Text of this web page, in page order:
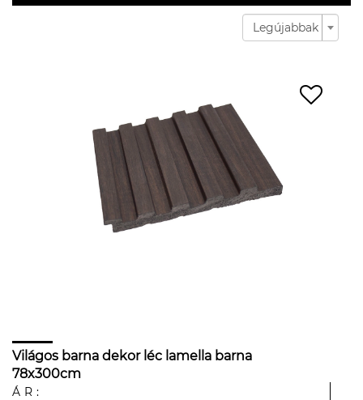
Legújabbak
Világos barna dekor léc lamella barna
78x300cm
ÁR: